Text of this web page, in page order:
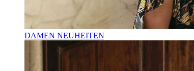
DAMEN NEUHEITEN